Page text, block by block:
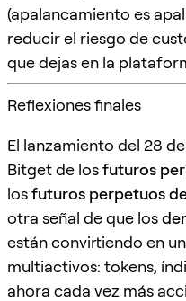
(apalancamiento es
reducir el riesgo de
que dejas en la
Reflexiones finales
El lanzamiento del 28
Bitget de losfuturos
losfuturos perpetuos
otra señal de que los
están convirtiendo en
multiactivos: tokens,
ahora cada vez más